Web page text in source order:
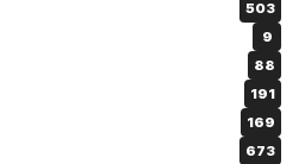
503
9
88
191
169
673